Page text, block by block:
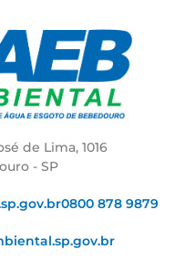
de Lima, 1016
- SP
0800 878 9879